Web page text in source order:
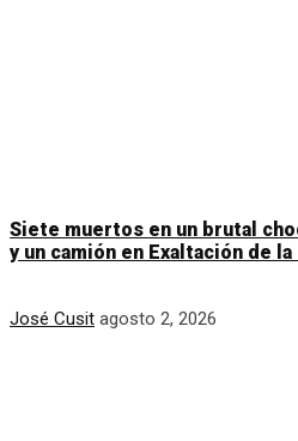
Siete muertos en un brutal
y un camión en Exaltación de la
José Cusit agosto 2, 2026